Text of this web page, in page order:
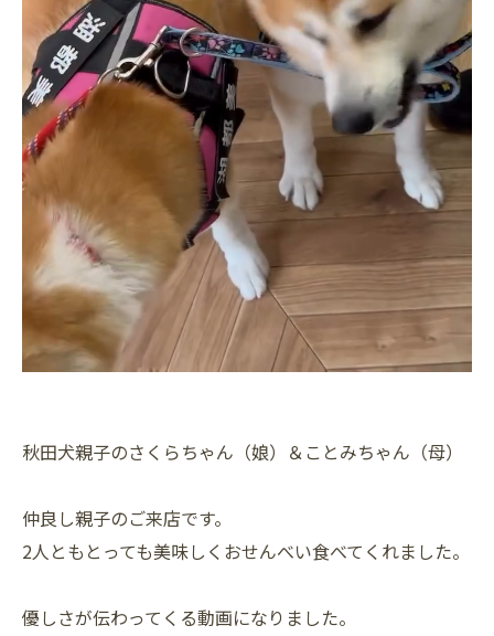
秋田犬親子のさくらちゃん（娘）＆ことみちゃん（母）
仲良し親子のご来店です。
2人ともとっても美味しくおせんべい食べてくれました。
優しさが伝わってくる動画になりました。